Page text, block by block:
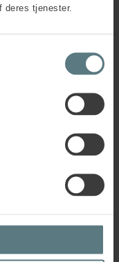
deres tjenester.